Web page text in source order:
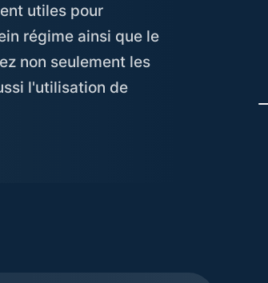
utiles pour
régime ainsi que le
non seulement les
l'utilisation de